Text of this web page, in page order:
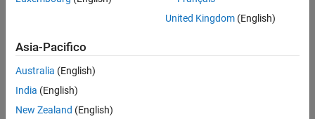
United Kingdom(English)
Asia-Pacifico
Australia (English)
India (English)
New Zealand (English)